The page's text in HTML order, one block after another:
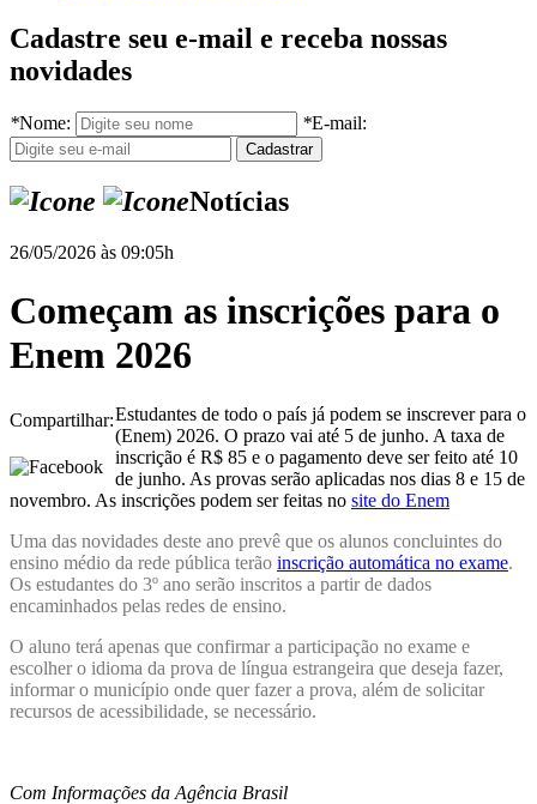
Cadastre seu e-mail e receba nossas
novidades
*Nome: *E-mail:
Notícias
26/05/2026 às 09:05h
Começam as inscrições para o
Enem 2026
Compartilhar:Estudantes de todo o país já podem se inscrever para o
(Enem) 2026. O prazo vai até 5 de junho. A taxa de
inscrição é R$ 85 e o pagamento deve ser feito até 10
de junho. As provas serão aplicadas nos dias 8 e 15 de
novembro. As inscrições podem ser feitas no site do Enem
Uma das novidades deste ano prevê que os alunos concluintes do
ensino médio da rede pública terão inscrição automática no exame.
Os estudantes do 3º ano serão inscritos a partir de dados
encaminhados pelas redes de ensino.
O aluno terá apenas que confirmar a participação no exame e
escolher o idioma da prova de língua estrangeira que deseja fazer,
informar o município onde quer fazer a prova, além de solicitar
recursos de acessibilidade, se necessário.
Com Informações da Agência Brasil